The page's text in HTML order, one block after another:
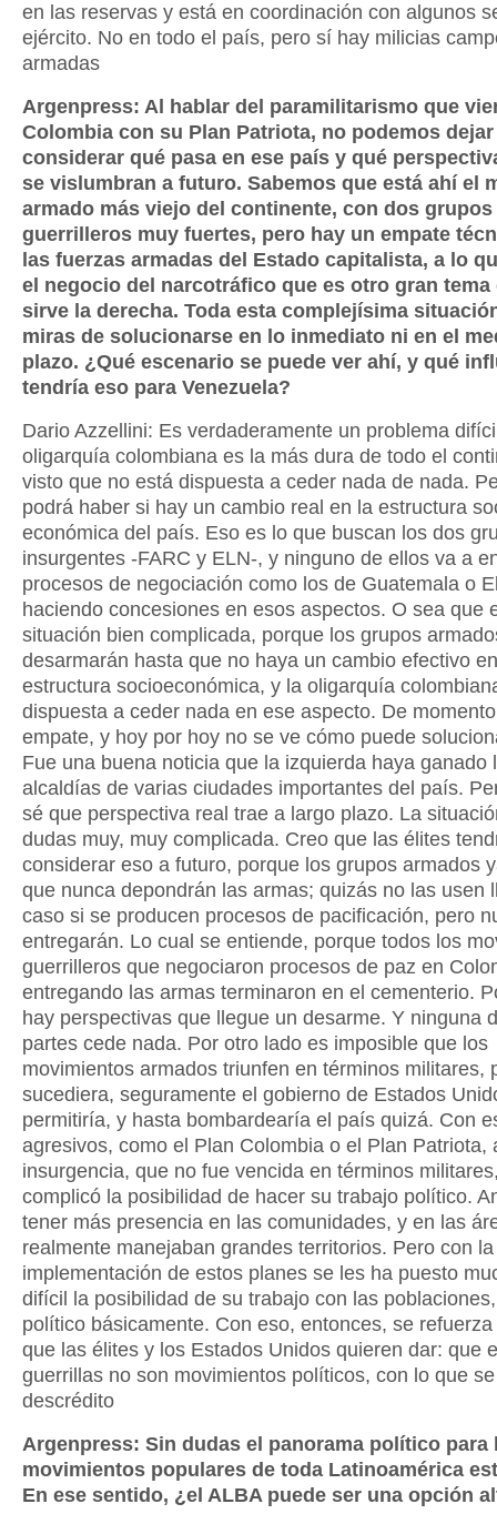
en las reservas y está en coordinación con algunos
ejército. No en todo el país, pero sí hay milicias
armadas
Argenpress: Al hablar del paramilitarismo que
Colombia con su Plan Patriota, no podemos dejar
considerar qué pasa en ese país y qué
se vislumbran a futuro. Sabemos que está ahí el
armado más viejo del continente, con dos grupos
guerrilleros muy fuertes, pero hay un empate
las fuerzas armadas del Estado capitalista, a lo
el negocio del narcotráfico que es otro gran tema
sirve la derecha. Toda esta complejísima
miras de solucionarse en lo inmediato ni en el
plazo. ¿Qué escenario se puede ver ahí, y qué
tendría eso para Venezuela?
Dario Azzellini: Es verdaderamente un problema
oligarquía colombiana es la más dura de todo el
visto que no está dispuesta a ceder nada de nada.
podrá haber si hay un cambio real en la estructura
económica del país. Eso es lo que buscan los dos
insurgentes -FARC y ELN-, y ninguno de ellos va a
procesos de negociación como los de Guatemala o
haciendo concesiones en esos aspectos. O sea que
situación bien complicada, porque los grupos
desarmarán hasta que no haya un cambio efectivo
estructura socioeconómica, y la oligarquía
dispuesta a ceder nada en ese aspecto. De
empate, y hoy por hoy no se ve cómo puede
Fue una buena noticia que la izquierda haya ganado
alcaldías de varias ciudades importantes del país.
sé que perspectiva real trae a largo plazo. La
dudas muy, muy complicada. Creo que las élites
considerar eso a futuro, porque los grupos armados
que nunca depondrán las armas; quizás no las usen
caso si se producen procesos de pacificación, pero
entregarán. Lo cual se entiende, porque todos los
guerrilleros que negociaron procesos de paz en
entregando las armas terminaron en el cementerio.
hay perspectivas que llegue un desarme. Y ninguna
partes cede nada. Por otro lado es imposible que los
movimientos armados triunfen en términos militares,
sucediera, seguramente el gobierno de Estados
permitiría, y hasta bombardearía el país quizá. Con
agresivos, como el Plan Colombia o el Plan Patriota,
insurgencia, que no fue vencida en términos
complicó la posibilidad de hacer su trabajo político.
tener más presencia en las comunidades, y en las
realmente manejaban grandes territorios. Pero con la
implementación de estos planes se les ha puesto
difícil la posibilidad de su trabajo con las
político básicamente. Con eso, entonces, se
que las élites y los Estados Unidos quieren dar: que
guerrillas no son movimientos políticos, con lo que
descrédito
Argenpress: Sin dudas el panorama político para
movimientos populares de toda Latinoamérica
En ese sentido, ¿el ALBA puede ser una opción